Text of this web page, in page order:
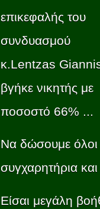
επικεφαλής του
συνδυασμού
κ.Lentzas
βγήκε νικητής με
ποσοστό 66% ...
Να δώσουμε όλοι
συγχαρητήρια
Είσαι μεγάλη